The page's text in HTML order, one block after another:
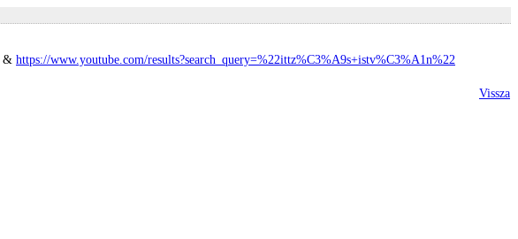
& https://www.youtube.com/results?search_query=%22ittz%C3%A9s+istv%C3%A1n%22
Vissza